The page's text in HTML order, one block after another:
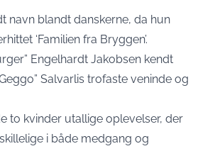
navn blandt danskerne, da hun
‘Familien fra Bryggen’.
Engelhardt Jakobsen kendt
Salvarlis trofaste veninde og
to kvinder utallige oplevelser, der
i både medgang og